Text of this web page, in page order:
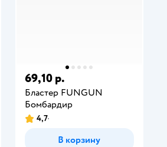
69,10 р.
Бластер FUNGUN
Бомбардир
4,7
В корзину